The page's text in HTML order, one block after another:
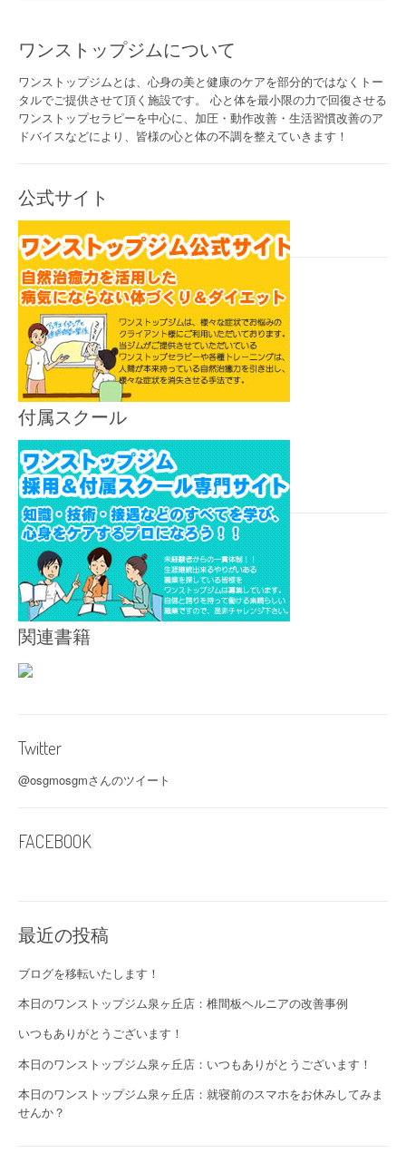
ワンストップジムについて
ワンストップジムとは、心身の美と健康のケアを部分的ではなくトー
タルでご提供させて頂く施設です。 心と体を最小限の力で回復させる
ワンストップセラピーを中心に、加圧・動作改善・生活習慣改善のア
ドバイスなどにより、皆様の心と体の不調を整えていきます！
公式サイト
付属スクール
関連書籍
Twitter
@osgmosgmさんのツイート
FACEBOOK
最近の投稿
ブログを移転いたします！
本日のワンストップジム泉ヶ丘店：椎間板ヘルニアの改善事例
いつもありがとうございます！
本日のワンストップジム泉ヶ丘店：いつもありがとうございます！
本日のワンストップジム泉ヶ丘店：就寝前のスマホをお休みしてみま
せんか？